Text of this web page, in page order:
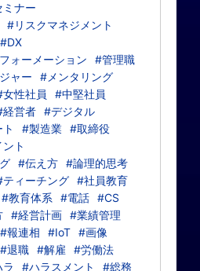
ナー
#リスクマネジメント
#DX
ォーメーション
#管理職
ャー
#メンタリング
女性社員
#中堅社員
経営者 #デジタル
#製造業 #取締役
ト
#伝え方 #論理的思考
ティーチング #社員教育
#教育体系 #電話 #CS
#経営計画 #業績管理
#報連相 #IoT #画像
#退職 #解雇
#労働法
#ハラスメント
#総務